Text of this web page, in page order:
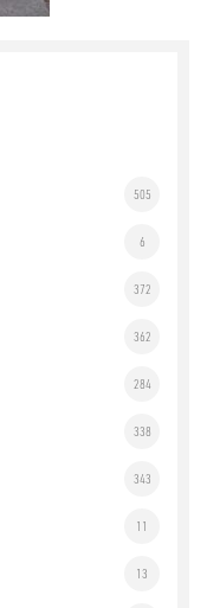
505
6
372
362
284
338
343
11
13